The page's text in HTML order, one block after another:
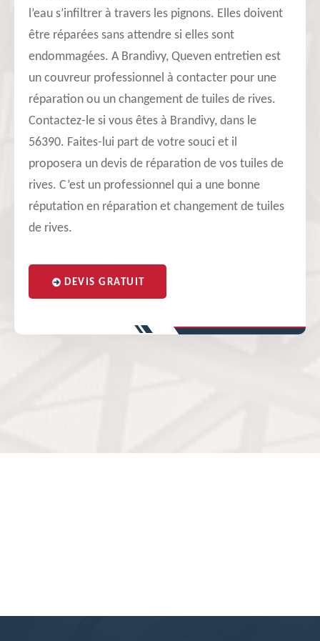
l’eau s’infiltrer à travers les pignons. Elles doivent
être réparées sans attendre si elles sont
endommagées. A Brandivy, Queven entretien est
un couvreur professionnel à contacter pour une
réparation ou un changement de tuiles de rives.
Contactez-le si vous êtes à Brandivy, dans le
56390. Faites-lui part de votre souci et il
proposera un devis de réparation de vos tuiles de
rives. C’est un professionnel qui a une bonne
réputation en réparation et changement de tuiles
de rives.
DEVIS GRATUIT